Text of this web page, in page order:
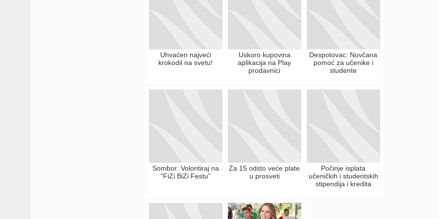
Uhvaćen najveći
krokodil na svetu!
Uskoro kupovina
aplikacija na Play
prodavnici
Despotovac: Novčana
pomoć za učenike i
studente
Sombor: Volontiraj na
"FiZi BiZi Festu"
Za 15 odsto veće plate
u prosveti
Počinje isplata
učeničkih i studentskih
stipendija i kredita